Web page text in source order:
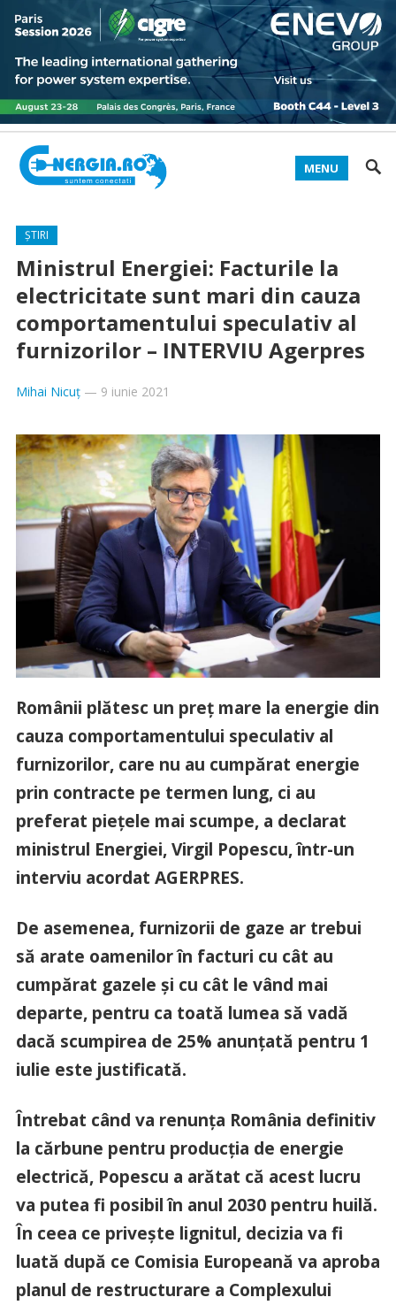
MENU
ȘTIRI
Ministrul Energiei: Facturile la
electricitate sunt mari din cauza
comportamentului speculativ al
furnizorilor – INTERVIU Agerpres
Mihai Nicuț— 9 iunie 2021
Românii plătesc un preţ mare la energie din
cauza comportamentului speculativ al
furnizorilor, care nu au cumpărat energie
prin contracte pe termen lung, ci au
preferat pieţele mai scumpe, a declarat
ministrul Energiei, Virgil Popescu, într-un
interviu acordat AGERPRES.
De asemenea, furnizorii de gaze ar trebui
să arate oamenilor în facturi cu cât au
cumpărat gazele şi cu cât le vând mai
departe, pentru ca toată lumea să vadă
dacă scumpirea de 25% anunţată pentru 1
iulie este justificată.
Întrebat când va renunţa România definitiv
la cărbune pentru producţia de energie
electrică, Popescu a arătat că acest lucru
va putea fi posibil în anul 2030 pentru huilă.
În ceea ce priveşte lignitul, decizia va fi
luată după ce Comisia Europeană va aproba
planul de restructurare a Complexului